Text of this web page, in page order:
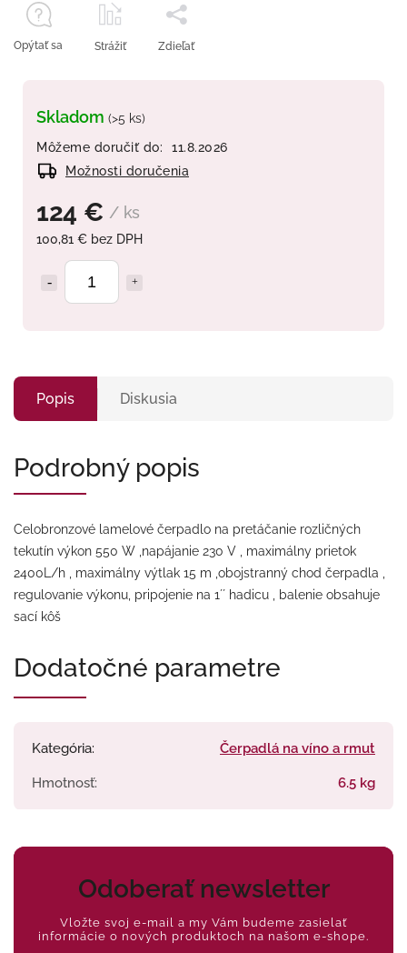
124 € / ks
100,81 € bez DPH
Skladom (>5 ks)
Môžeme doručiť do:
11.8.2026
Možnosti doručenia
Opýtať sa Strážiť Zdieľať
Popis Diskusia
Podrobný popis
Celobronzové lamelové čerpadlo na pretáčanie rozličných
tekutín výkon 550 W ,napájanie 230 V , maximálny prietok
2400L/h , maximálny výtlak 15 m ,obojstranný chod čerpadla ,
regulovanie výkonu, pripojenie na 1´´ hadicu , balenie obsahuje
sací kôš
Dodatočné parametre
Kategória: Čerpadlá na víno a rmut
Hmotnosť: 6.5 kg
Odoberať newsletter
Vložte svoj e-mail a my Vám budeme zasielať
informácie o nových produktoch na našom e-shope.